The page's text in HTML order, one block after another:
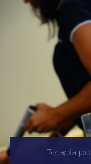
Terapia